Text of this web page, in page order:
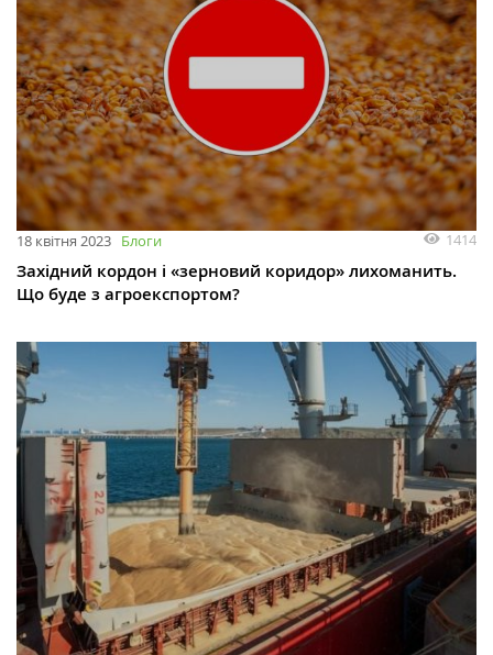
18 квітня 2023 Блоги 1414
Західний кордон і «зерновий коридор» лихоманить.
Що буде з агроекспортом?